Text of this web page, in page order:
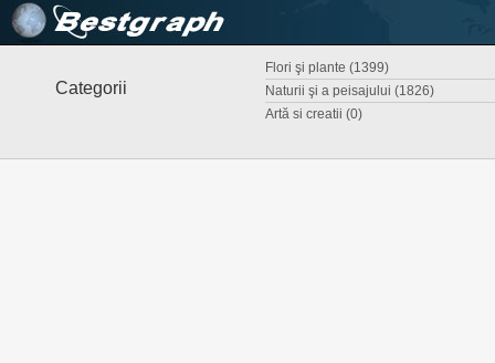
Categorii
Flori şi plante (1399)
Naturii şi a peisajului (1826)
Artă si creatii (0)